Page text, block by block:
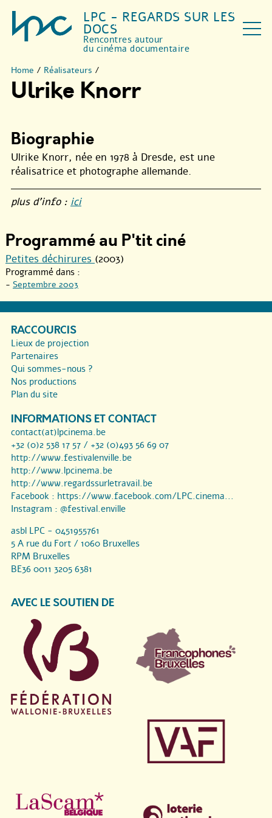
LPC - REGARDS SUR LES
DOCS
Rencontres autour
du cinéma documentaire
Home / Réalisateurs /
Ulrike Knorr
Biographie
Ulrike Knorr, née en 1978 à Dresde, est une
réalisatrice et photographe allemande.
plus d’info : ici
Programmé au P'tit ciné
Petites déchirures (2003)
Programmé dans :
- Septembre 2003
RACCOURCIS
Lieux de projection
Partenaires
Qui sommes-nous ?
Nos productions
Plan du site
INFORMATIONS ET CONTACT
contact(at)lpcinema.be
+32 (0)2 538 17 57 / +32 (0)493 56 69 07
http://www.festivalenville.be
http://www.lpcinema.be
http://www.regardssurletravail.be
Facebook : https://www.facebook.com/LPC.cinema...
Instagram : @festival.enville
asbl LPC - 0451955761
5 A rue du Fort / 1060 Bruxelles
RPM Bruxelles
BE36 0011 3205 6381
AVEC LE SOUTIEN DE